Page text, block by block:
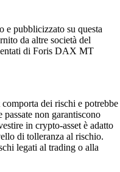
e pubblicizzato su questa
da altre società del
di Foris DAX MT
dei rischi e potrebbe
non garantiscono
in crypto-asset è adatto
di tolleranza al rischio.
legati al trading o alla